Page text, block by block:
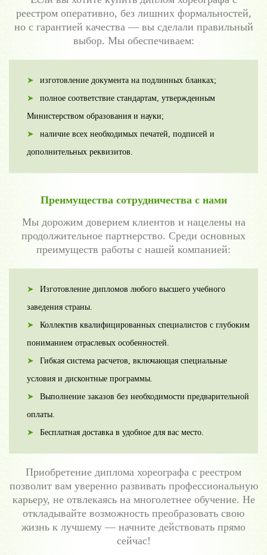
реестром оперативно, без лишних формальностей,
но с гарантией качества — вы сделали правильный
выбор. Мы обеспечиваем:
изготовление документа на подлинных бланках;
полное соответствие стандартам, утвержденным
Министерством образования и науки;
наличие всех необходимых печатей, подписей и
дополнительных реквизитов.
Преимущества сотрудничества с нами
Мы дорожим доверием клиентов и нацелены на
продолжительное партнерство. Среди основных
преимуществ работы с нашей компанией:
Изготовление дипломов любого высшего учебного
заведения страны.
Коллектив квалифицированных специалистов с глубоким
пониманием отраслевых особенностей.
Гибкая система расчетов, включающая специальные
условия и дисконтные программы.
Выполнение заказов без необходимости предварительной
оплаты.
Бесплатная доставка в удобное для вас место.
Приобретение диплома хореографа с реестром
позволит вам уверенно развивать профессиональную
карьеру, не отвлекаясь на многолетнее обучение. Не
откладывайте возможность преобразовать свою
жизнь к лучшему — начните действовать прямо
сейчас!